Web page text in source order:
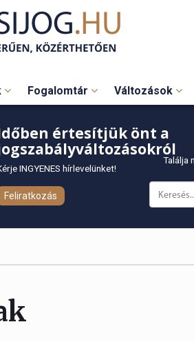
Fogalomtár Változások
értesítjük önt a
INGYENES hírlevelünket!
Feliratkozás
Találja